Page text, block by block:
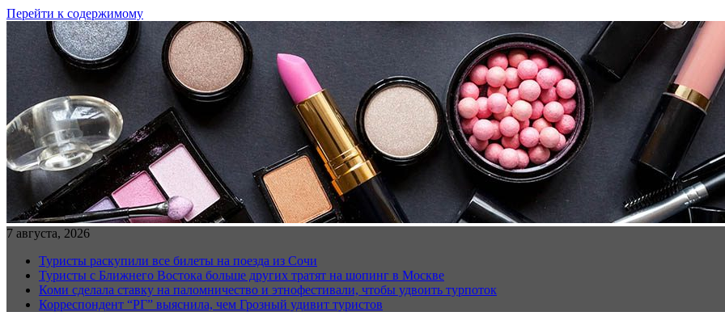
Перейти к содержимому
7 августа, 2026
Туристы раскупили все билеты на поезда из Сочи
Туристы с Ближнего Востока больше других тратят на шопинг в Москве
Коми сделала ставку на паломничество и этнофестивали, чтобы удвоить турпоток
Корреспондент “РГ” выяснила, чем Грозный удивит туристов